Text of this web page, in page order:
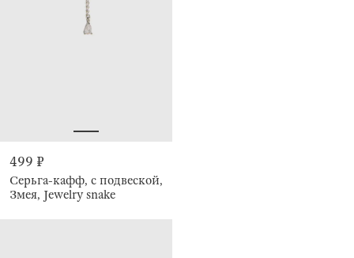
499 ₽
Серьга-кафф, с подвеской,
Змея, Jewelry snake